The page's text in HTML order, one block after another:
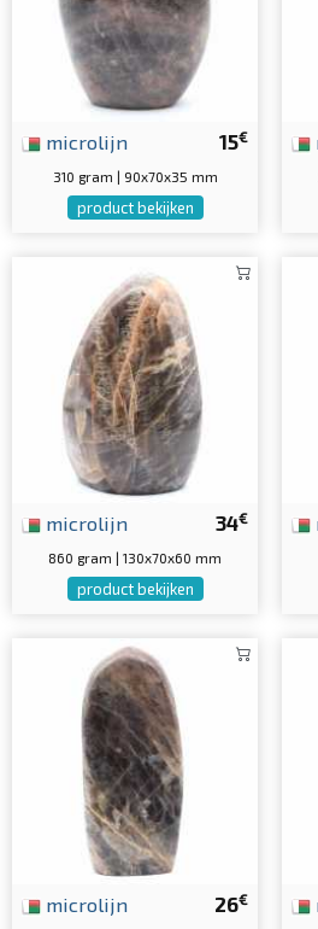
15€
microlijn
310 gram | 90x70x35 mm
product bekijken
34€
microlijn
860 gram | 130x70x60 mm
product bekijken
26€
microlijn